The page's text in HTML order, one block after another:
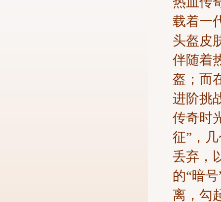
载着一
头盔皮
伴随着
盔；而
进阶挑
传奇时
征”，
丢弃，
的“暗
离，勾